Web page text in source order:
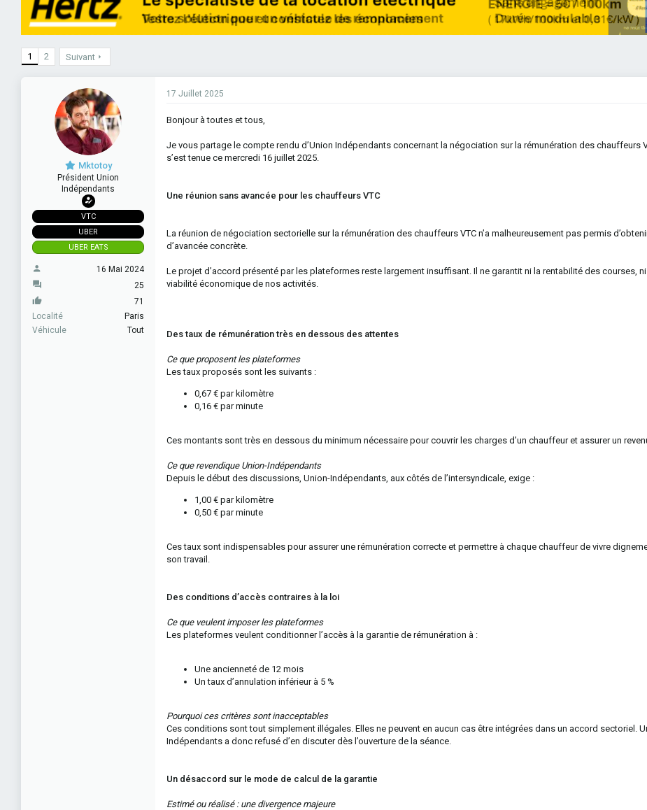
e
u
r
d
e
e
d
e
d
é
b
o
n
s
e
s
s
1 2 Suivant
Mktotoy
Président Union
Indépendants
VTC
UBER
UBER EATS
16 Mai 2024
25
71
Localité
Paris
Véhicule
Tout
17 Juillet 2025
Bonjour à toutes et tous,
Je vous partage le compte rendu d’Union Indépendants concernant la négociation sur la rémunération des chauffeurs
s’est tenue ce mercredi 16 juillet 2025.
Une réunion sans avancée pour les chauffeurs VTC
La réunion de négociation sectorielle sur la rémunération des chauffeurs VTC n’a malheureusement pas permis
d’avancée concrète.
Le projet d’accord présenté par les plateformes reste largement insuffisant. Il ne garantit ni la rentabilité des courses, ni
viabilité économique de nos activités.
Des taux de rémunération très en dessous des attentes
Ce que proposent les plateformes
Les taux proposés sont les suivants :
0,67 € par kilomètre
0,16 € par minute
Ces montants sont très en dessous du minimum nécessaire pour couvrir les charges d’un chauffeur et assurer un
Ce que revendique Union-Indépendants
Depuis le début des discussions, Union-Indépendants, aux côtés de l’intersyndicale, exige :
1,00 € par kilomètre
0,50 € par minute
Ces taux sont indispensables pour assurer une rémunération correcte et permettre à chaque chauffeur de vivre
son travail.
Des conditions d’accès contraires à la loi
Ce que veulent imposer les plateformes
Les plateformes veulent conditionner l’accès à la garantie de rémunération à :
Une ancienneté de 12 mois
Un taux d’annulation inférieur à 5 %
Pourquoi ces critères sont inacceptables
Ces conditions sont tout simplement illégales. Elles ne peuvent en aucun cas être intégrées dans un accord sectoriel.
Indépendants a donc refusé d’en discuter dès l’ouverture de la séance.
Un désaccord sur le mode de calcul de la garantie
Estimé ou réalisé : une divergence majeure